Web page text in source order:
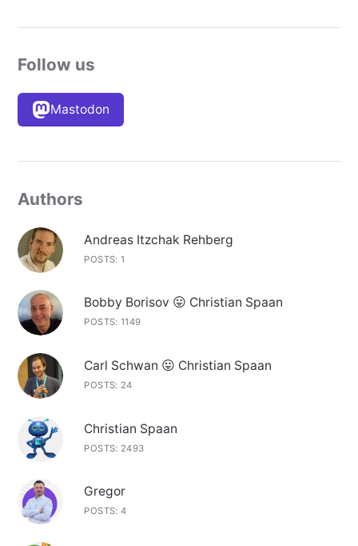
Follow us
Mastodon
Authors
Andreas Itzchak Rehberg
POSTS: 1
Bobby Borisov 😛 Christian Spaan
POSTS: 1149
Carl Schwan 😛 Christian Spaan
POSTS: 24
Christian Spaan
POSTS: 2493
Gregor
POSTS: 4